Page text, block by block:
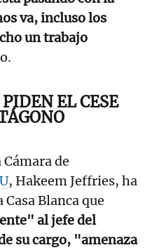
va, incluso los
un trabajo
EL CESE
de
, Hakeem Jeffries, ha
Blanca que
al jefe del
su cargo, "amenaza